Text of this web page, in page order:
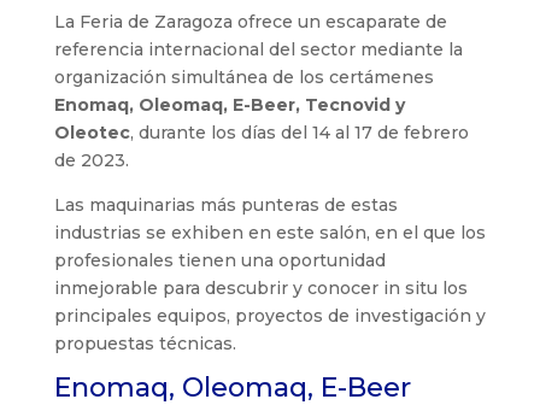
La Feria de Zaragoza ofrece un escaparate de
referencia internacional del sector mediante la
organización simultánea de los certámenes
Enomaq, Oleomaq, E-Beer, Tecnovid y
Oleotec, durante los días del 14 al 17 de febrero
de 2023.
Las maquinarias más punteras de estas
industrias se exhiben en este salón, en el que los
profesionales tienen una oportunidad
inmejorable para descubrir y conocer in situ los
principales equipos, proyectos de investigación y
propuestas técnicas.
Enomaq, Oleomaq, E-Beer